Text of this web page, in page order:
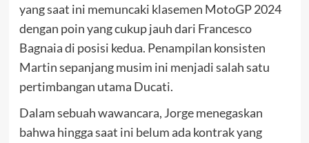
yang saat ini memuncaki klasemen MotoGP 2024
dengan poin yang cukup jauh dari Francesco
Bagnaia di posisi kedua. Penampilan konsisten
Martin sepanjang musim ini menjadi salah satu
pertimbangan utama Ducati.
Dalam sebuah wawancara, Jorge menegaskan
bahwa hingga saat ini belum ada kontrak yang